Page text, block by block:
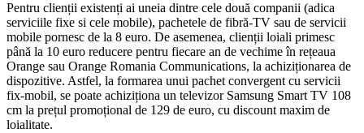
Pentru clienții existenți ai uneia dintre cele două companii (adica
serviciile fixe si cele mobile), pachetele de fibră-TV sau de servicii
mobile pornesc de la 8 euro. De asemenea, clienții loiali primesc
până la 10 euro reducere pentru fiecare an de vechime în rețeaua
Orange sau Orange Romania Communications, la achiziționarea de
dispozitive. Astfel, la formarea unui pachet convergent cu servicii
fix-mobil, se poate achiziționa un televizor Samsung Smart TV 108
cm la prețul promoțional de 129 de euro, cu discount maxim de
loialitate.